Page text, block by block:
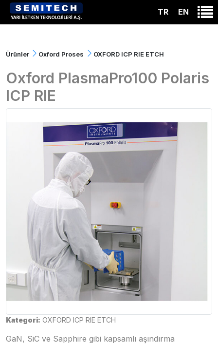
TR EN
Ürünler Oxford Proses OXFORD ICP RIE ETCH
Oxford PlasmaPro100 Polaris
ICP RIE
Kategori: OXFORD ICP RIE ETCH
GaN, SiC ve Sapphire gibi kapsamlı aşındırma